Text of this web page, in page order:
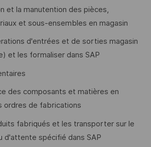
et la manutention des pièces,
et sous-ensembles en magasin
d'entrées et de sorties magasin
et les formaliser dans SAP
des composants et matières en
ordres de fabrications
fabriqués et les transporter sur le
d'attente spécifié dans SAP